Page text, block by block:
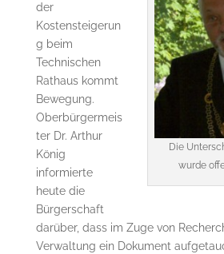
Die
wurde
der
Kostensteigerun
g beim
Technischen
Rathaus kommt
Bewegung.
Oberbürgermeis
ter Dr. Arthur
König
informierte
heute die
Bürgerschaft
darüber, dass im Zuge von
Verwaltung ein Dokument